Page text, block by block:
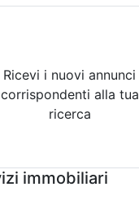
Ricevi i nuovi annunci
corrispondenti alla tua
ricerca
immobiliari